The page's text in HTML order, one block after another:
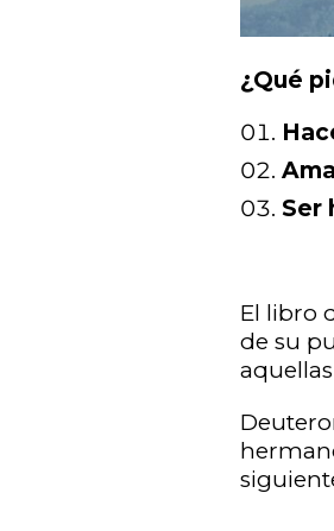
¿Qué
Ser
El libro
de su